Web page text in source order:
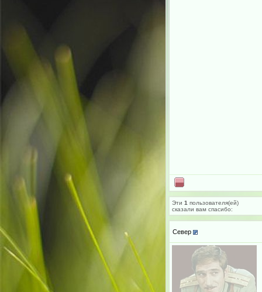
Эти 1 пользователя(ей)
сказали вам cпасибо:
Север